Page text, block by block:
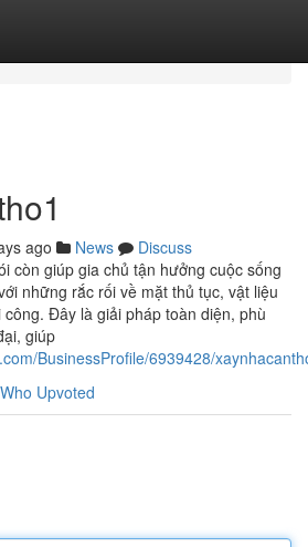
ago News
Discuss
còn giúp gia chủ tận hưởng cuộc sống
những rắc rối về mặt thủ tục, vật liệu
Đây là giải pháp toàn diện, phù
giúp
BusinessProfile/6939428/
Who Upvoted